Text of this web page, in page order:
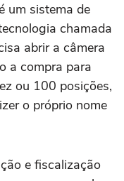
um sistema de
chamada
abrir a câmera
a compra para
ou 100 posições,
o próprio nome
e fiscalização